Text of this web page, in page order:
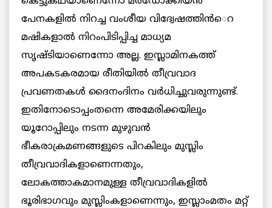
പേനകളില്‍ നിറച്ച വംശീയ വിദ്വേഷത്തിന്‍െറ
മഷികളാല്‍ നിറംപിടിപ്പിച്ച മാധ്യമ
സൃഷ്ടിയാണെന്നോ അല്ല. ഇസ്ലാമിനകത്ത്
അപകടകരമായ രീതിയില്‍ തീവ്രവാദ
പ്രവണതകള്‍ ദൈനംദിനം വര്‍ധിച്ചുവരുന്നുണ്ട്.
ഇതിനോടൊപ്പംതന്നെ അമേരിക്കയിലും
യൂറോപ്പിലും നടന്ന മുഴുവന്‍
ഭീകരാക്രമണങ്ങളുടെ പിറകിലും മുസ്ലിം
തീവ്രവാദികളാണെന്നതും,
ലോകത്താകമാനമുള്ള തീവ്രവാദികളില്‍
ഭൂരിഭാഗവും മുസ്ലിംകളാണെന്നും, ഇസ്ലാംമതം മറ്റ്